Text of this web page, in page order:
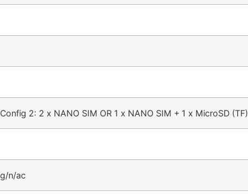
2: 2 x NANO SIM OR 1 x NANO SIM + 1 x MicroSD (TF)
n/ac